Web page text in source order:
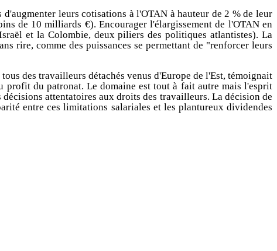
leurs cotisations à l'OTAN à hauteur de 2 % de leur
de 10 milliards €). Encourager l'élargissement de l'OTAN en
et la Colombie, deux piliers des politiques atlantistes). La
rire, comme des puissances se permettant de "renforcer leurs
des travailleurs détachés venus d'Europe de l'Est, témoignait
du patronat. Le domaine est tout à fait autre mais l'esprit
attentatoires aux droits des travailleurs. La décision de
entre ces limitations salariales et les plantureux dividendes